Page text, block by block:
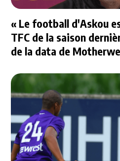
« Le football d'Askou
TFC de la saison
de la data de